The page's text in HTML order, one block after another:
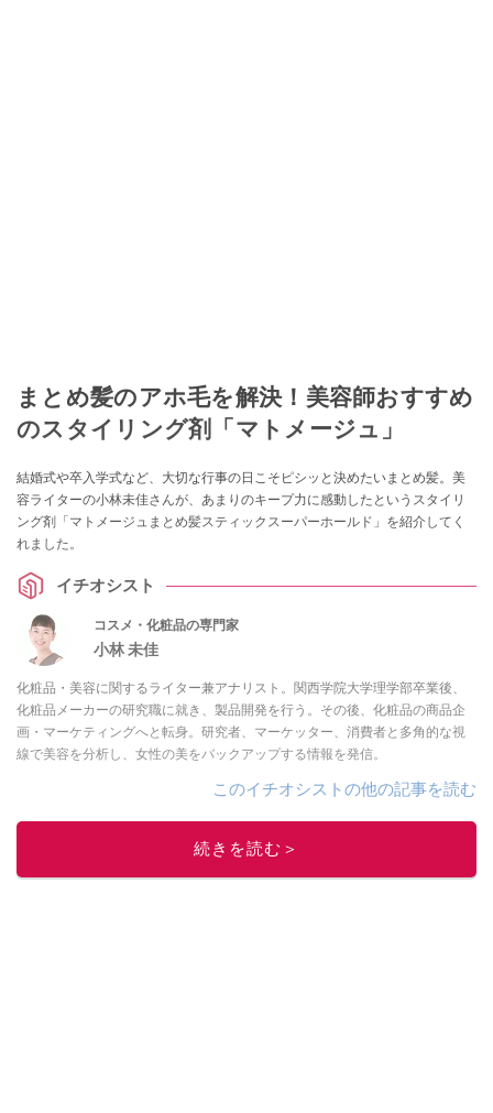
まとめ髪のアホ毛を解決！美容師おすすめ
のスタイリング剤「マトメージュ」
結婚式や卒入学式など、大切な行事の日こそピシッと決めたいまとめ髪。美
容ライターの小林未佳さんが、あまりのキープ力に感動したというスタイリ
ング剤「マトメージュまとめ髪スティックスーパーホールド」を紹介してく
れました。
イチオシスト
コスメ・化粧品の専門家
小林 未佳
化粧品・美容に関するライター兼アナリスト。関西学院大学理学部卒業後、
化粧品メーカーの研究職に就き、製品開発を行う。その後、化粧品の商品企
画・マーケティングへと転身。研究者、マーケッター、消費者と多角的な視
線で美容を分析し、女性の美をバックアップする情報を発信。
このイチオシストの他の記事を読む
続きを読む＞